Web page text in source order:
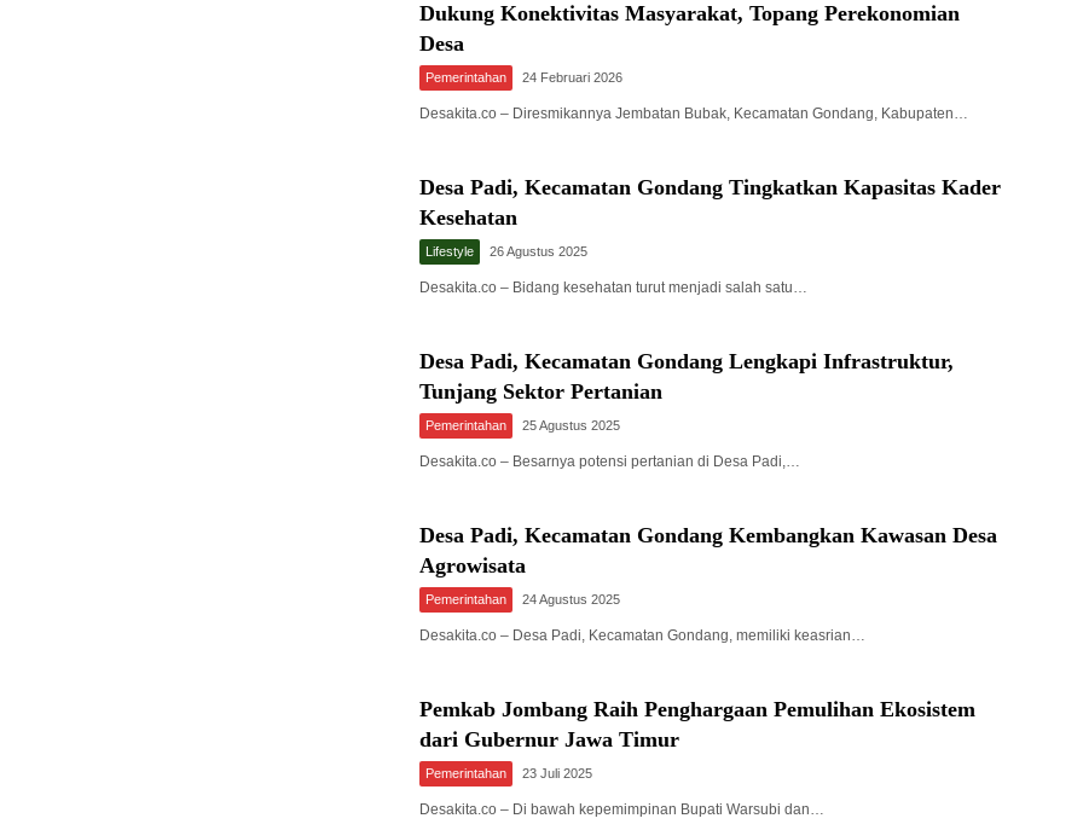
Dukung Konektivitas Masyarakat, Topang Perekonomian
Desa
Pemerintahan 24 Februari 2026
Desakita.co – Diresmikannya Jembatan Bubak, Kecamatan Gondang, Kabupaten…
Desa Padi, Kecamatan Gondang Tingkatkan Kapasitas Kader
Kesehatan
Lifestyle 26 Agustus 2025
Desakita.co – Bidang kesehatan turut menjadi salah satu…
Desa Padi, Kecamatan Gondang Lengkapi Infrastruktur,
Tunjang Sektor Pertanian
Pemerintahan 25 Agustus 2025
Desakita.co – Besarnya potensi pertanian di Desa Padi,…
Desa Padi, Kecamatan Gondang Kembangkan Kawasan Desa
Agrowisata
Pemerintahan 24 Agustus 2025
Desakita.co – Desa Padi, Kecamatan Gondang, memiliki keasrian…
Pemkab Jombang Raih Penghargaan Pemulihan Ekosistem
dari Gubernur Jawa Timur
Pemerintahan 23 Juli 2025
Desakita.co – Di bawah kepemimpinan Bupati Warsubi dan…